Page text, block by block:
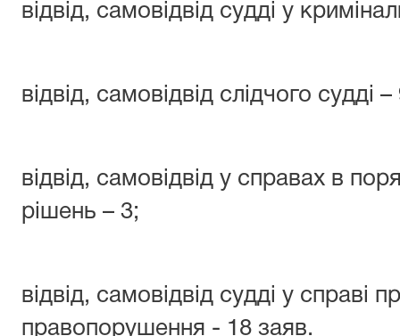
відвід, самовідвід судді у
відвід, самовідвід слідчого судді
відвід, самовідвід у справах в
рішень – 3;
відвід, самовідвід судді у справі
правопорушення - 18 заяв.